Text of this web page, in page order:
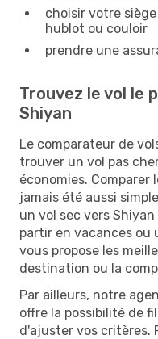
choisir votre
hublot ou couloir
prendre une
Trouvez le vol le
Shiyan
Le comparateur de
trouver un vol pas
économies. Comparer
jamais été aussi
un vol sec vers
partir en vacances ou
vous propose les
destination ou la
Par ailleurs, notre
offre la possibilité de
d'ajuster vos critères.